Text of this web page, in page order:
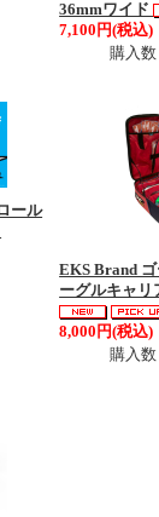
36mmワイド
7,100円(税込)
購入数
ール
EKS Brand
ーグルキャリ
8,000円(税込)
購入数